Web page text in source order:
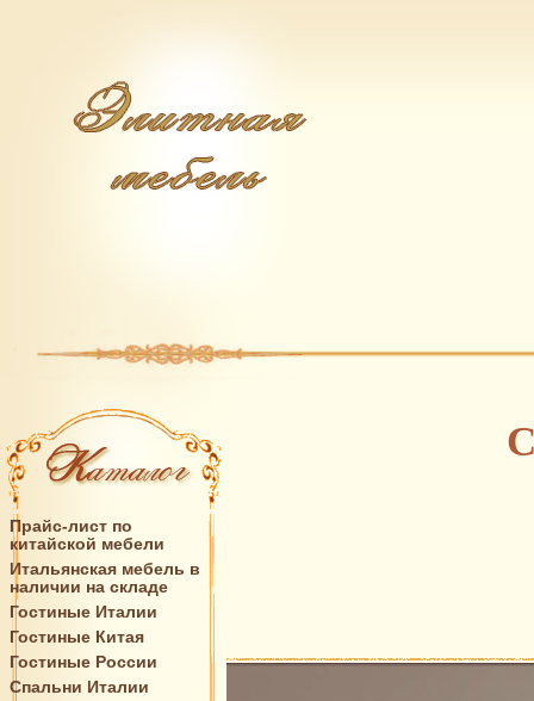
Прайс-лист по
китайской мебели
Итальянская мебель в
наличии на складе
Гостиные Италии
Гостиные Китая
Гостиные России
Спальни Италии